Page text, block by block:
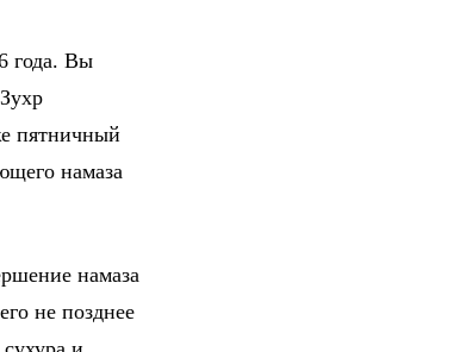
года. Вы
пятничный
намаза
намаза
не позднее